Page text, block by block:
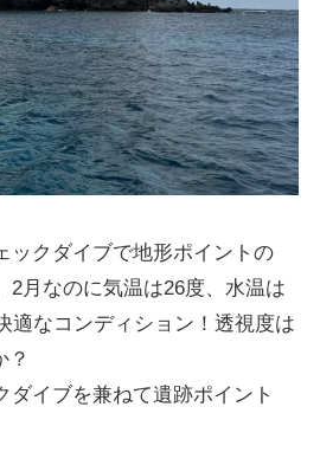
ックダイブで地形ポイントの
2月なのに気温は26度、水温は
適なコンディション！透視度は
？
ダイブを兼ねて遺跡ポイント